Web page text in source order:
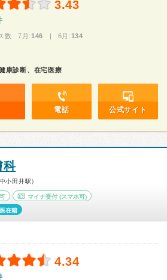
3.43
数 7月: 146 | 6月: 134
康診断、在宅医療
電話 公式サイト
科
小田井駅）
マイナ受付 (スマホ可)
在籍
4.34